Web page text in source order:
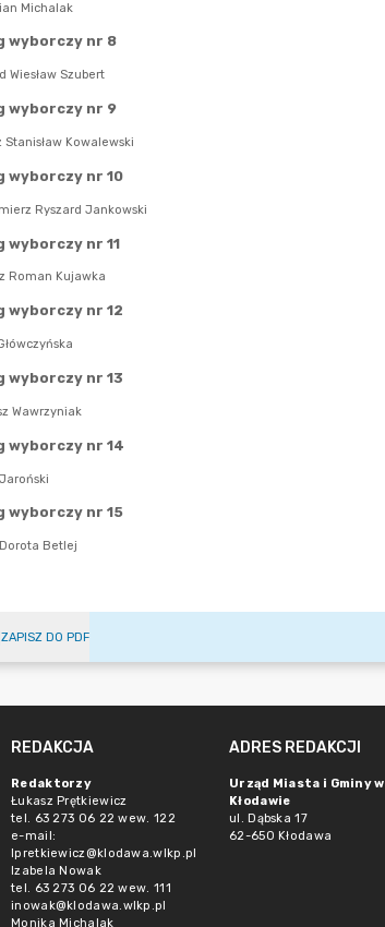
ZAPISZ DO PDF
REDAKCJA
Redaktorzy
Łukasz Prętkiewicz
tel. 63 273 06 22 wew. 122
e-mail:
lpretkiewicz@klodawa.wlkp.pl
Izabela Nowak
tel. 63 273 06 22 wew. 111
inowak@klodawa.wlkp.pl
Monika Michalak
ADRES REDAKCJI
Urząd Miasta i Gminy w
Kłodawie
ul. Dąbska 17
62-650 Kłodawa